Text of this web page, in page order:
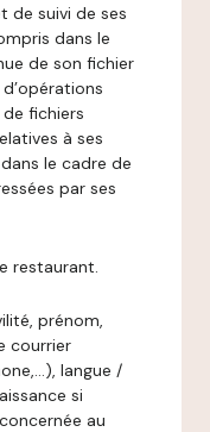
de suivi de ses
dans le
de son fichier
fichiers
à ses
le cadre de
par ses
restaurant.
prénom,
courrier
langue /
si
au